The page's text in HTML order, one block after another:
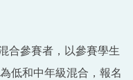
合參賽者，以參賽學生
低和中年級混合，報名